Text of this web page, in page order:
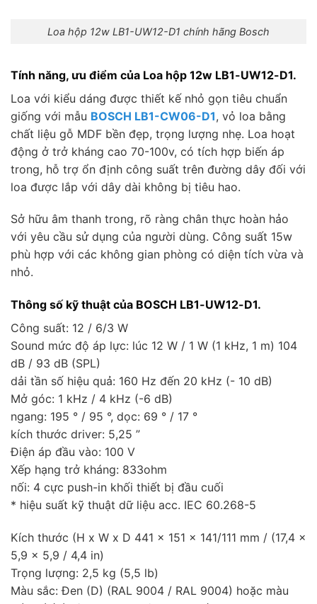
Loa hộp 12w LB1-UW12-D1 chính hãng Bosch
Tính năng, ưu điểm của Loa hộp 12w LB1-UW12-D1.
Loa với kiểu dáng được thiết kế nhỏ gọn tiêu chuẩn
giống với mẫu BOSCH LB1-CW06-D1, vỏ loa bằng
chất liệu gỗ MDF bền đẹp, trọng lượng nhẹ. Loa hoạt
động ở trở kháng cao 70-100v, có tích hợp biến áp
trong, hỗ trợ ổn định công suất trên đường dây đối với
loa được lắp với dây dài không bị tiêu hao.
Sở hữu âm thanh trong, rõ ràng chân thực hoàn hảo
với yêu cầu sử dụng của người dùng. Công suất 15w
phù hợp với các không gian phòng có diện tích vừa và
nhỏ.
Thông số kỹ thuật của BOSCH LB1-UW12-D1.
Công suất: 12 / 6/3 W
Sound mức độ áp lực: lúc 12 W / 1 W (1 kHz, 1 m) 104
dB / 93 dB (SPL)
dải tần số hiệu quả: 160 Hz đến 20 kHz (- 10 dB)
Mở góc: 1 kHz / 4 kHz (-6 dB)
ngang: 195 ° / 95 °, dọc: 69 ° / 17 °
kích thước driver: 5,25 ”
Điện áp đầu vào: 100 V
Xếp hạng trở kháng: 833ohm
nối: 4 cực push-in khối thiết bị đầu cuối
* hiệu suất kỹ thuật dữ liệu acc. IEC 60.268-5
Kích thước (H x W x D 441 x 151 x 141/111 mm / (17,4 x
5,9 x 5,9 / 4,4 in)
Trọng lượng: 2,5 kg (5,5 lb)
Màu sắc: Đen (D) (RAL 9004 / RAL 9004) hoặc màu